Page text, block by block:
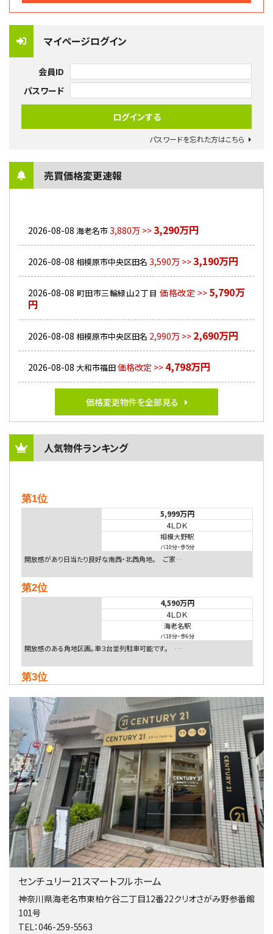
マイページログイン
会員ID
パスワード
パスワードを忘れた方はこちら
売買価格変更速報
2026-08-08 海老名市3,880万 >>3,290万円
2026-08-08 相模原市中央区田名 3,590万 >>3,190万円
2026-08-08 町田市三輪緑山２丁目 価格改定 >> 5,790万
円
2026-08-08 相模原市中央区田名 2,990万 >> 2,690万円
2026-08-08 大和市福田価格改定 >> 4,798万円
価格変更物件を全部見る
人気物件ランキング
第1位
5,999万円
4ＬＤＫ
相模大野駅
バ10分・歩5分
開放感があり日当たり良好な南西・北西角地。 ご家…
第2位
4,590万円
4ＬＤＫ
海老名駅
バ18分・歩6分
開放感のある角地区画。車３台並列駐車可能です。 …
第3位
4ＬＤＫ
相模大野駅
バ9分・歩4分
２０１５年６月築、積水ハウス施工住宅です。 南東…
第4位
4,080万円
4ＬＤＫ
淵野辺駅
歩17分
南側道路に面しており日当たり良好。 キッチンから…
第5位
3,680万円
バ19分・ 歩8分
開放感があり日当たり良好な南西・北西角地区画。 …
センチュリー21スマートフルホーム
神奈川県海老名市東柏ケ谷二丁目12番22クリオさがみ野参番館
101号
TEL：046-259-5563